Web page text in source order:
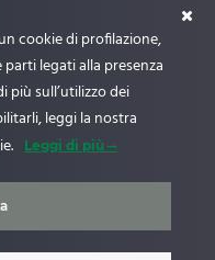
cookie di profilazione,
legati alla presenza
più sull’utilizzo dei
leggi la nostra
Leggi di più